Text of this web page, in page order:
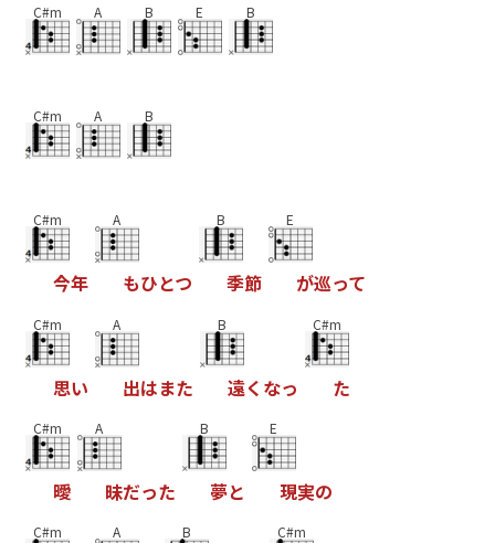
C#m A B E B
C#m A B
C#m
今年
A
もひとつ
B
季節
E
が巡って
C#m
思い
A
出はまた
B
遠く なっ
C#m
た
C#m
曖
A
昧だった
B
夢と
E
現実の
C#m A B C#m